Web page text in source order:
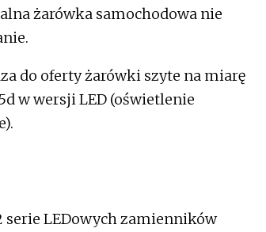
żarówka samochodowa nie
do oferty żarówki szyte na miarę
w wersji LED (oświetlenie
serie LEDowych zamienników